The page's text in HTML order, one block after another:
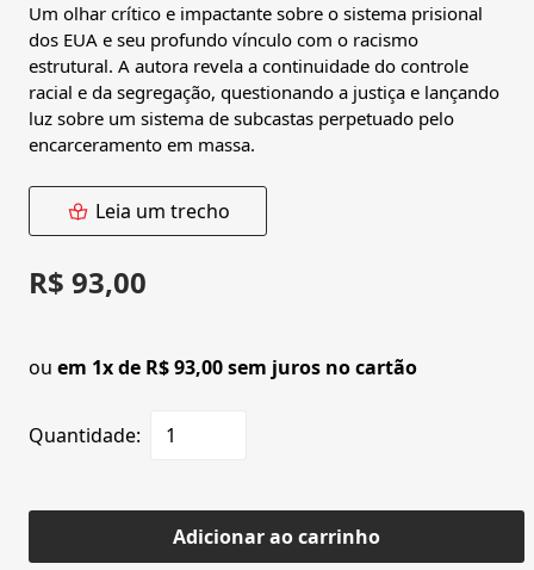
Um olhar crítico e impactante sobre o sistema prisional
dos EUA e seu profundo vínculo com o racismo
estrutural. A autora revela a continuidade do controle
racial e da segregação, questionando a justiça e lançando
luz sobre um sistema de subcastas perpetuado pelo
encarceramento em massa.
Leia um trecho
R$ 93,00
ou em 1x de R$ 93,00 sem juros no cartão
Quantidade:
Adicionar ao carrinho